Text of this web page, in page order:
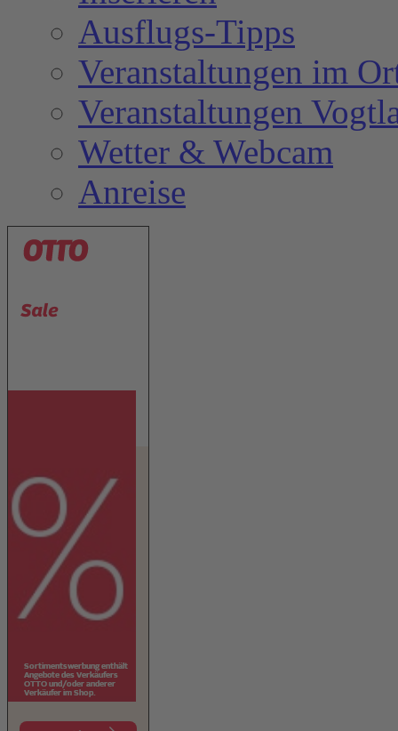
Ausflugs-Tipps
Veranstaltungen im
Veranstaltungen
Wetter & Webcam
Anreise